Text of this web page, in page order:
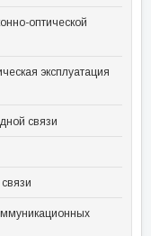
оптической
эксплуатация
связи